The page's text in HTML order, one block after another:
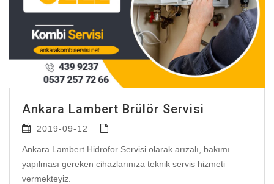
Ankara Lambert Brülör Servisi
2019-09-12
Ankara Lambert Hidrofor Servisi olarak arızalı, bakımı
yapılması gereken cihazlarınıza teknik servis hizmeti
vermekteyiz.